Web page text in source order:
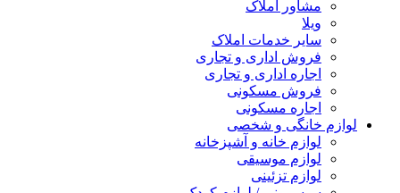
مشاور املاک
ویلا
سایر خدمات املاک
فروش اداری و تجاری
اجاره اداری و تجاری
فروش مسکونی
اجاره مسکونی
لوازم خانگی و شخصی
لوازم خانه و آشپزخانه
لوازم موسیقی
لوازم تزئینی